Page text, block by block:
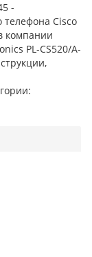
-
Cisco
компании
PL-CS520/A-